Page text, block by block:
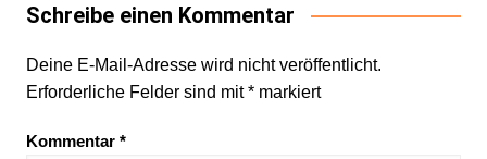
Schreibe einen Kommentar
Deine E-Mail-Adresse wird nicht veröffentlicht.
Erforderliche Felder sind mit*markiert
Kommentar *